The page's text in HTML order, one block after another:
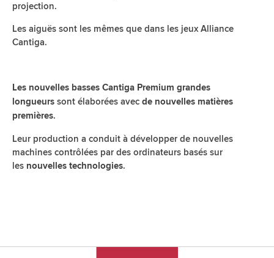
projection.
Les aiguës sont les mêmes que dans les jeux Alliance
Cantiga.
Les nouvelles basses Cantiga Premium grandes
longueurs sont élaborées avec de nouvelles matières
premières.
Leur production a conduit à développer de nouvelles
machines contrôlées par des ordinateurs basés sur
les nouvelles technologies.